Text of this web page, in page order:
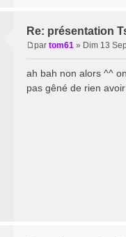
Re: présentation
s
s
par tom61 » Dim 13
ah bah non alors ^^
pas gêné de rien